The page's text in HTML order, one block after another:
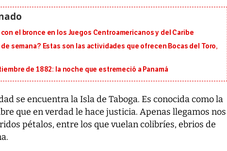
con el bronce en los Juegos Centroamericanos y del Caribe
semana? Estas son las actividades que ofrecen Bocas del Toro,
de 1882: la noche que estremeció a Panamá
se encuentra la Isla de Taboga. Es conocida como la
que en verdad le hace justicia. Apenas llegamos nos
pétalos, entre los que vuelan colibríes, ebrios de
al sur de Japón, provocando una